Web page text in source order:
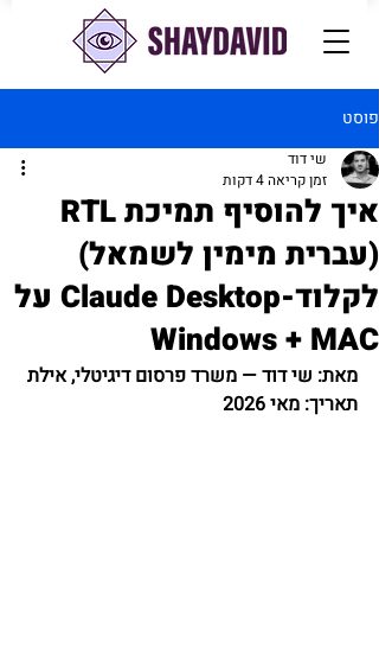
פוסט
איך להוסיף תמיכת RTL
(עברית מימין לשמאל)
לקלוד-Claude Desktop על
Windows + MAC
שי דוד
זמן קריאה 4 דקות
מאת: שי דוד — משרד פרסום דיגיטלי, אילת
תאריך: מאי 2026